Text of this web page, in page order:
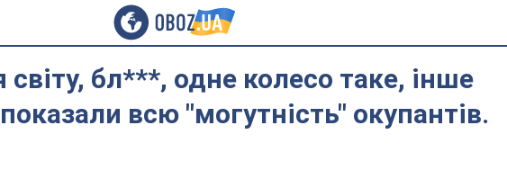
світу, бл***, одне колесо таке, інше
всю "могутність" окупантів.